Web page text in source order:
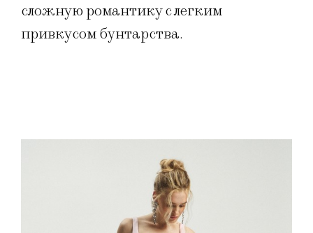
сложную романтику с легким
привкусом бунтарства.